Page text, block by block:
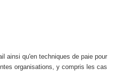
ainsi qu'en techniques de paie pour
organisations, y compris les cas